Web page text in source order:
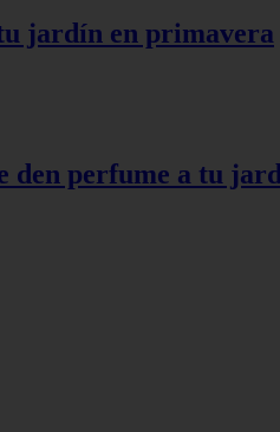
jardín en primavera
den perfume a tu